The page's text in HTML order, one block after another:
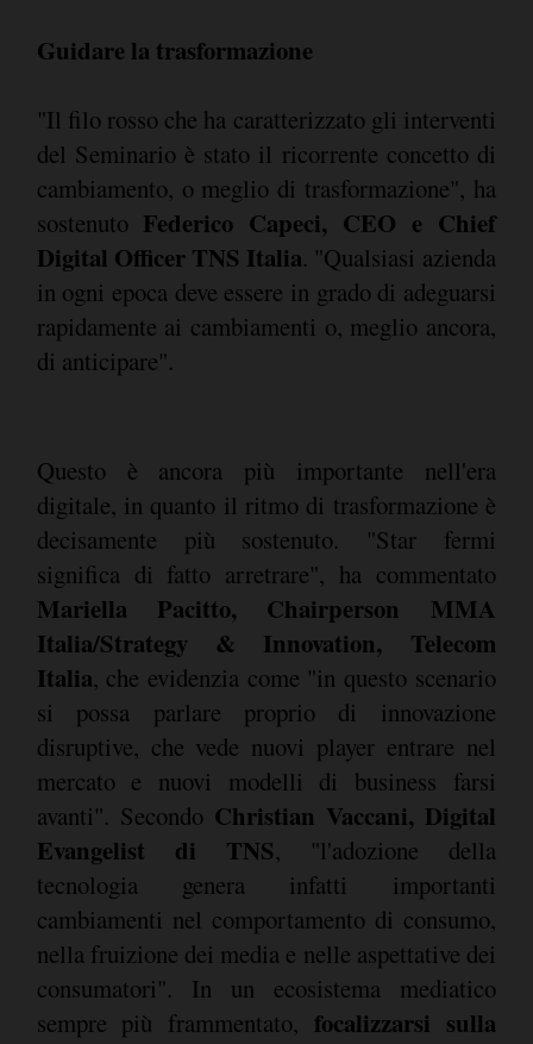
Guidare la trasformazione
"Il filo rosso che ha caratterizzato gli interventi
del Seminario è stato il ricorrente concetto di
cambiamento, o meglio di trasformazione", ha
sostenuto Federico Capeci, CEO e Chief
Digital Officer TNS Italia. "Qualsiasi azienda
in ogni epoca deve essere in grado di adeguarsi
rapidamente ai cambiamenti o, meglio ancora,
di anticipare".
Questo è ancora più importante nell'era
digitale, in quanto il ritmo di trasformazione è
decisamente più sostenuto. "Star fermi
significa di fatto arretrare", ha commentato
Mariella Pacitto, Chairperson MMA
Italia/Strategy & Innovation, Telecom
Italia, che evidenzia come "in questo scenario
si possa parlare proprio di innovazione
disruptive, che vede nuovi player entrare nel
mercato e nuovi modelli di business farsi
avanti". Secondo Christian Vaccani, Digital
Evangelist di TNS, "l'adozione della
tecnologia genera infatti importanti
cambiamenti nel comportamento di consumo,
nella fruizione dei media e nelle aspettative dei
consumatori". In un ecosistema mediatico
sempre più frammentato, focalizzarsi sulla